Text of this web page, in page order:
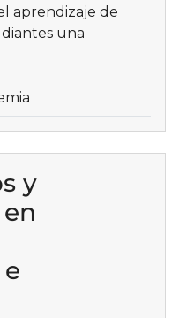
aprendizaje de
una
y